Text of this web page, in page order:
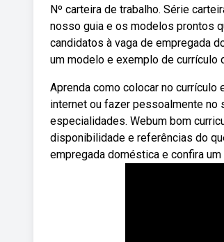
Nº carteira de trabalho. Série
nosso guia e os modelos prontos
candidatos à vaga de empregada
um modelo e exemplo de currículo
Aprenda como colocar no
internet ou fazer pessoalmente no
especialidades. Webum bom
disponibilidade e referências do
empregada doméstica e confira